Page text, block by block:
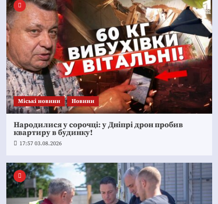
Mіські новини Новини
Народилися у сорочці: у Дніпрі дрон пробив
квартиру в будинку!
17:57 03.08.2026